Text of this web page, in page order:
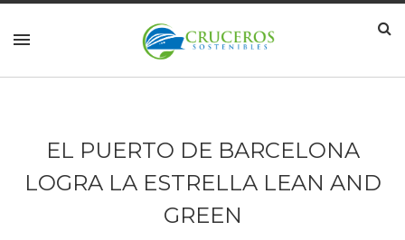
EL PUERTO DE BARCELONA
LOGRA LA ESTRELLA LEAN AND
GREEN